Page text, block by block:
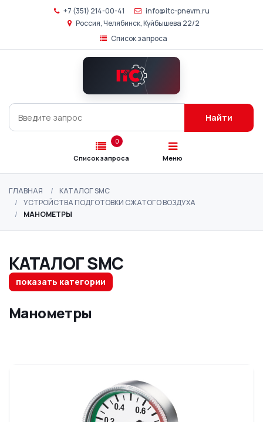
+7 (351) 214-00-41
info@itc-pnevm.ru
Россия, Челябинск, Куйбышева 22/2
Список запроса
Найти
Список запроса
0
Меню
Главная
Подбор
Контакты
ГЛАВНАЯ
КАТАЛОГ SMC
УСТРОЙСТВА ПОДГОТОВКИ СЖАТОГО ВОЗДУХА
МАНОМЕТРЫ
КАТАЛОГ SMC
показать категории
Манометры